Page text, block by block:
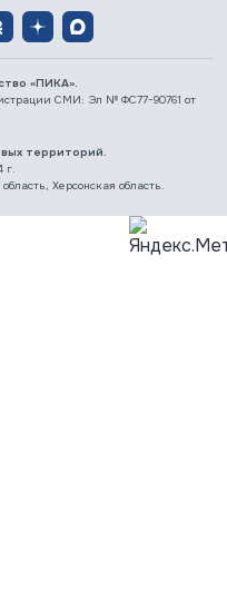
«ПИКА».
СМИ: Эл № ФС77-90761 от
территорий.
г.
Херсонская область.